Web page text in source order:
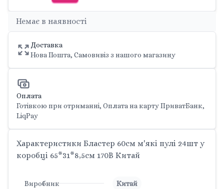
Немає в наявності
Доставка
Нова Пошта, Самовивіз з нашого магазину
Оплата
Готівкою при отриманні, Оплата на карту ПриватБанк,
LiqPay
Характеристики Бластер 60см м'які пулі 24шт у
коробці 65*31*8,5см 170B Китай
Виробник
Китай